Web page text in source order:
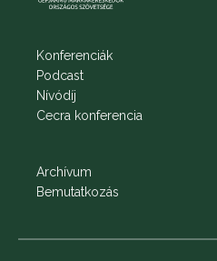
Konferenciák
Podcast
Nívódíj
Cecra konferencia
Archívum
Bemutatkozás